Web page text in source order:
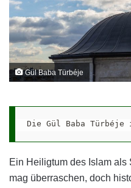
Gül Baba Türbéje
Die Gül Baba
Ein Heiligtum des Islam
mag überraschen, doch